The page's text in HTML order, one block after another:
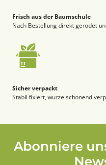
Frisch aus der Baumschule
Nach Bestellung direkt gerodet
Sicher verpackt
Stabil fixiert, wurzelschonend
Abonniere